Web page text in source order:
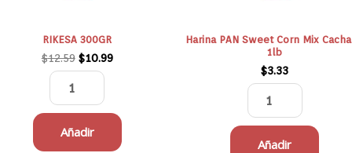
RIKESA 300GR
$12.59 $10.99
Añadir
Harina PAN Sweet Corn Mix
1lb
$3.33
Añadir